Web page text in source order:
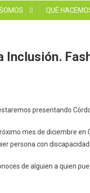
QUÉ
Inclusión.
presentando
mes de diciembre en
persona con discapacidad.
de alguien a quien